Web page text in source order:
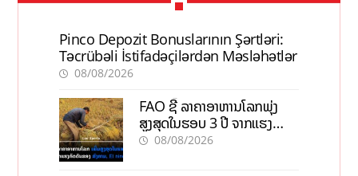
Pinco Depozit Bonuslarının Şərtləri:
Təcrübəli İstifadəçilərdən Məsləhətlər
08/08/2026
FAO ຊີ້ ລາຄາອາຫານໂລກພຸ່ງ
ສູງສຸດໃນຮອບ 3 ປີ ຈາກແຮງ
ກົດດັນຂອງສົງຄາມ, El nino
08/08/2026